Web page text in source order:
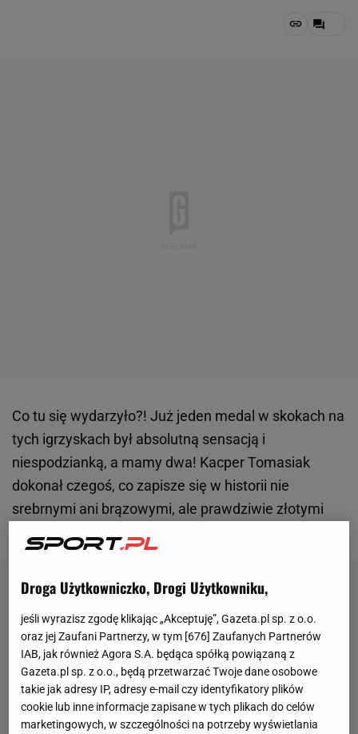
Co tu się wydarzyło?! Już jeden medal w skokach na
tych igrzyskach był absolutną sensacją i
niespodzianką, a mamy dwa! Kacper Tomasiak
dokonał czegoś, co zapisze się w historii nie
srebrnymi ani brązowymi, ale prawdziwie złotymi
Droga Użytkowniczko, Drogi Użytkowniku,
jeśli wyrazisz zgodę klikając „Akceptuję”, Gazeta.pl sp. z o.o.
oraz jej Zaufani Partnerzy, w tym [676] Zaufanych Partnerów
IAB, jak również Agora S.A. będąca spółką powiązaną z
Gazeta.pl sp. z o.o., będą przetwarzać Twoje dane osobowe
takie jak adresy IP, adresy e-mail czy identyfikatory plików
cookie lub inne informacje zapisane w tych plikach do celów
marketingowych, w szczególności na potrzeby wyświetlania